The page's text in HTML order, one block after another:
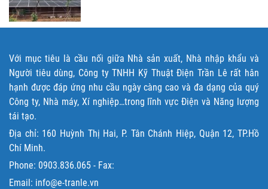
Với mục tiêu là cầu nối giữa Nhà sản xuất, Nhà nhập khẩu và
Người tiêu dùng, Công ty TNHH Kỹ Thuật Điện Trần Lê rất hân
hạnh được đáp ứng nhu cầu ngày càng cao và đa dạng của quý
Công ty, Nhà máy, Xí nghiệp…trong lĩnh vực Điện và Năng lượng
tái tạo.
Địa chỉ: 160 Huỳnh Thị Hai, P. Tân Chánh Hiệp, Quận 12, TP.Hồ
Chí Minh.
Phone: 0903.836.065 - Fax:
Email: info@e-tranle.vn